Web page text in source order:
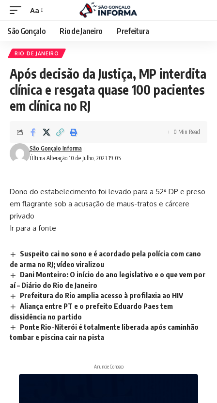
Aa
São Gonçalo Rio de Janeiro Prefeitura
RIO DE JANEIRO
Após decisão da Justiça, MP interdita
clínica e resgata quase 100 pacientes
em clínica no RJ
Última Alteração 10 de Julho, 2023 19:05
São Gonçalo Informa
0 Min Read
Dono do estabelecimento foi levado para a 52ª DP e preso
em flagrante sob a acusação de maus-tratos e cárcere
privado
Ir para a fonte
Suspeito cai no sono e é acordado pela polícia com cano
de arma no RJ; vídeo viralizou
Dani Monteiro: O início do ano legislativo e o que vem por
aí – Diário do Rio de Janeiro
Prefeitura do Rio amplia acesso à profilaxia ao HIV
Aliança entre PT e o prefeito Eduardo Paes tem
dissidência no partido
Ponte Rio-Niterói é totalmente liberada após caminhão
tombar e piscina cair na pista
Anuncie Conosco